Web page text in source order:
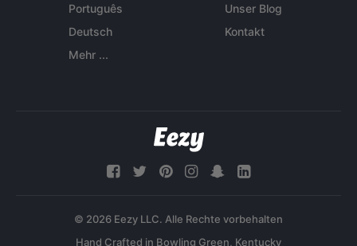
Português
Deutsch
Mehr ...
Unser Blog
Kontakt
© 2026 Eezy LLC. Alle Rechte vorbehalten